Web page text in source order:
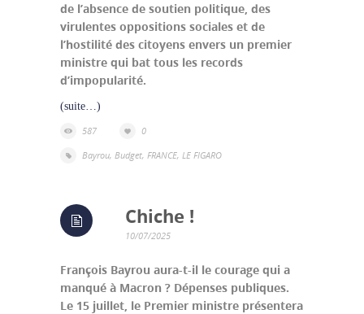
de l’absence de soutien politique, des
virulentes oppositions sociales et de
l’hostilité des citoyens envers un premier
ministre qui bat tous les records
d’impopularité.
(suite…)
587
0
Bayrou, Budget, FRANCE, LE FIGARO
Chiche !
10/07/2025
François Bayrou aura-t-il le courage qui a
manqué à Macron ? Dépenses publiques.
Le 15 juillet, le Premier ministre présentera